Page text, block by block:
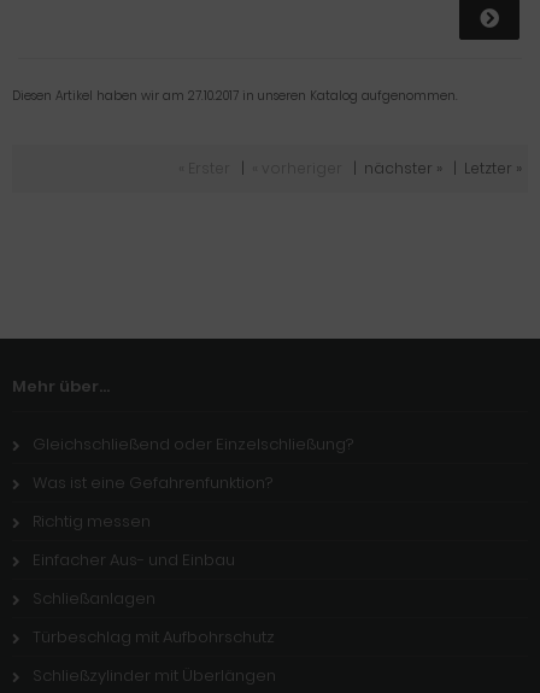
Diesen Artikel haben wir am 27.10.2017 in unseren Katalog aufgenommen.
nächster » Letzter »
Mehr über...
Gleichschließend oder Einzelschließung?
Was ist eine Gefahrenfunktion?
Richtig messen
Einfacher Aus- und Einbau
Schließanlagen
Türbeschlag mit Aufbohrschutz
Schließzylinder mit Überlängen